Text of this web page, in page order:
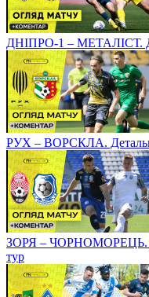
ДНІПРО-1 – МЕТАЛІСТ.
РУХ – ВОРСКЛА.
ЗОРЯ – ЧОРНОМОРЕЦЬ.
тур